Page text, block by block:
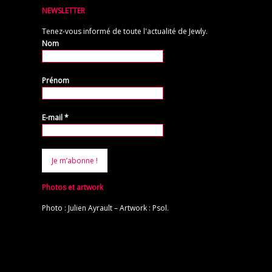
NEWSLETTER
Tenez-vous informé de toute l'actualité de Jewly.
Nom
Prénom
E-mail*
Photos et artwork
Photo : Julien Ayrault – Artwork : Psol.